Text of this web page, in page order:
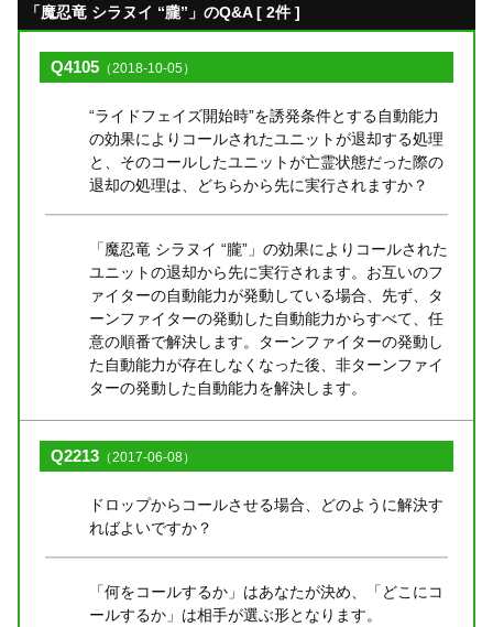
「魔忍竜 シラヌイ “朧”」のQ&A [ 2件 ]
Q4105 （2018-10-05）
“ライドフェイズ開始時”を誘発条件とする自動能力
の効果によりコールされたユニットが退却する処理
と、そのコールしたユニットが亡霊状態だった際の
退却の処理は、どちらから先に実行されますか？
「魔忍竜 シラヌイ “朧”」の効果によりコールされた
ユニットの退却から先に実行されます。お互いのフ
ァイターの自動能力が発動している場合、先ず、タ
ーンファイターの発動した自動能力からすべて、任
意の順番で解決します。ターンファイターの発動し
た自動能力が存在しなくなった後、非ターンファイ
ターの発動した自動能力を解決します。
Q2213 （2017-06-08）
ドロップからコールさせる場合、どのように解決す
ればよいですか？
「何をコールするか」はあなたが決め、「どこにコ
ールするか」は相手が選ぶ形となります。